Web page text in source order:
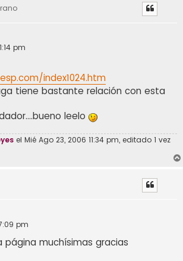
pm
index1024.htm
tiene bastante relación con esta
leelo
el Mié Ago 23, 2006 11:34 pm, editado 1 vez
pm
muchísimas gracias